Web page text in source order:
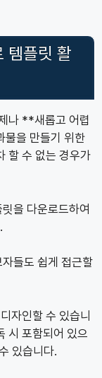
템플릿 활
나 **새롭고 어렵
물을 만들기 위한
할 수 없는 경우가
을 다운로드하여
들도 쉽게 접근할
자인할 수 있습니
시 포함되어 있으
있습니다.